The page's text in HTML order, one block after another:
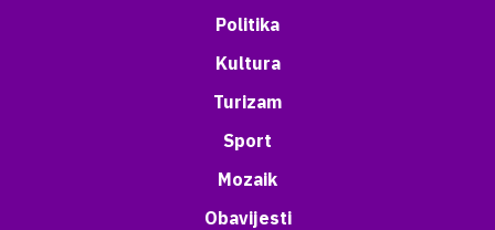
Politika
Kultura
Turizam
Sport
Mozaik
Obavijesti